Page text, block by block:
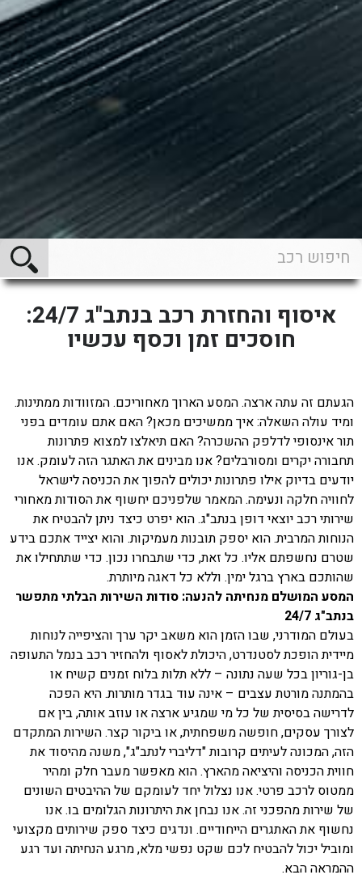
איסוף והחזרת רכב בנתב"ג 24/7:
חוסכים זמן וכסף עכשיו
הגעתם זה עתה ארצה. המסע הארוך מאחוריכם. המזוודות ממתינות.
ומיד עולה השאלה: איך ממשיכים מכאן? האם אתם עומדים בפני
תור אינסופי לדלפק ההשכרה? האם תיאלצו למצוא פתרונות
תחבורה יקרים ומסורבלים? אנו מבינים את האתגר הזה לעומק. אנו
יודעים בדיוק אילו פתרונות יכולים להפוך את הכניסה לישראל
לחוויה חלקה ונעימה. המאמר שלפניכם יחשוף את הסודות מאחורי
שירותי רכב יוצאי דופן בנתב"ג. הוא יפרט כיצד ניתן להבטיח את
הנוחות המרבית. הוא יספק תובנות מעמיקות. והוא יצייד אתכם בידע
שטרם נחשפתם אליו. כל זאת, כדי שתבחרו נכון. כדי שתתחילו את
שהותכם בארץ ברגל ימין. וללא כל דאגה מיותרת.
המסע המושלם מנחיתה להנעה: סודות השירות הבלתי מתפשר
בנתב"ג 24/7
בעולם המודרני, שבו הזמן הוא משאב יקר ערך והציפייה לנוחות
מיידית הופכת לסטנדרט, היכולת לאסוף ולהחזיר רכב בנמל התעופה
בן-גוריון בכל שעה נתונה – ללא תלות בלוח זמנים קשיח או
בהמתנה מורטת עצבים – אינה עוד בגדר מותרות. היא הפכה
לדרישה בסיסית של כל מי שמגיע ארצה או עוזב אותה, בין אם
לצורך עסקים, חופשה משפחתית, או ביקור קצר. השירות המתקדם
הזה, המכונה לעיתים קרובות "דליברי לנתב"ג", משנה מהיסוד את
חווית הכניסה והיציאה מהארץ. הוא מאפשר מעבר חלק ומהיר
ממטוס לרכב פרטי. אנו נצלול יחד לעומקם של ההיבטים השונים
של שירות מהפכני זה. אנו נבחן את היתרונות הגלומים בו. אנו
נחשוף את האתגרים הייחודיים. ונדגים כיצד ספק שירותים מקצועי
ומוביל יכול להבטיח לכם שקט נפשי מלא, מרגע הנחיתה ועד רגע
ההמראה הבא.